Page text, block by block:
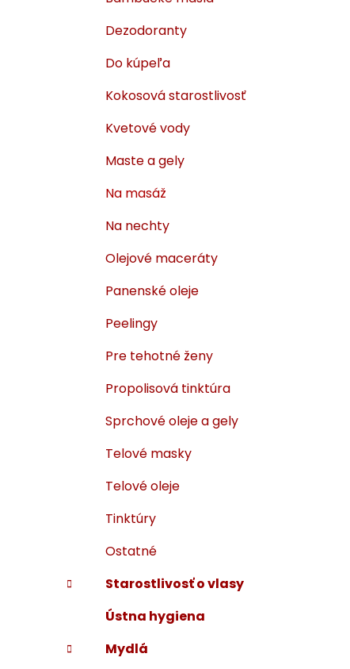
Dezodoranty
Do kúpeľa
Kokosová starostlivosť
Kvetové vody
Maste a gely
Na masáž
Na nechty
Olejové maceráty
Panenské oleje
Peelingy
Pre tehotné ženy
Propolisová tinktúra
Sprchové oleje a gely
Telové masky
Telové oleje
Tinktúry
Ostatné
Starostlivosť o vlasy
Ústna hygiena
Mydlá